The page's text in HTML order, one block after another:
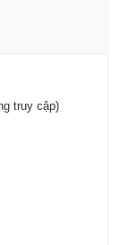
truy cập)